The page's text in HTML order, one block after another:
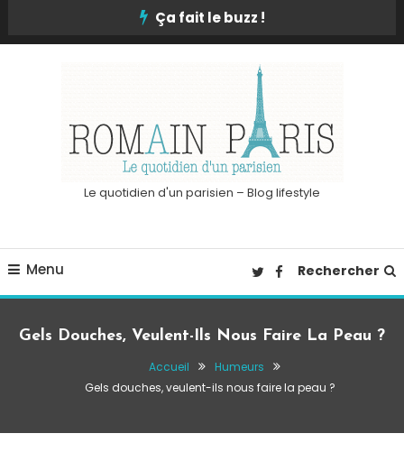
Ça fait le buzz !
Le quotidien d'un parisien – Blog lifestyle
Menu Rechercher
Gels Douches, Veulent-Ils Nous Faire La Peau ?
Accueil
Humeurs
Gels douches, veulent-ils nous faire la peau ?